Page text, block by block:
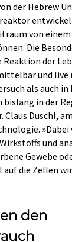
der Hebrew
von
Die
Reaktion der
und
als auch
in der
Claus Duschl,
»Dabei
und
Gewebe
die Zellen
den